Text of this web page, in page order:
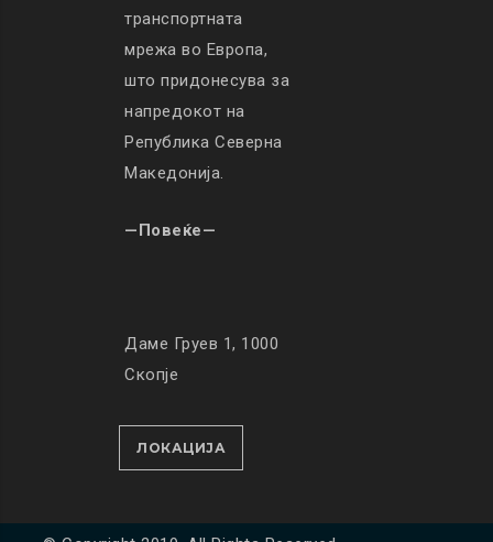
транспортната
мрежа во Европа,
што придонесува за
напредокот на
Република Северна
Македонија.
—Повеќе—
Даме Груев 1, 1000
Скопје
ЛОКАЦИЈА